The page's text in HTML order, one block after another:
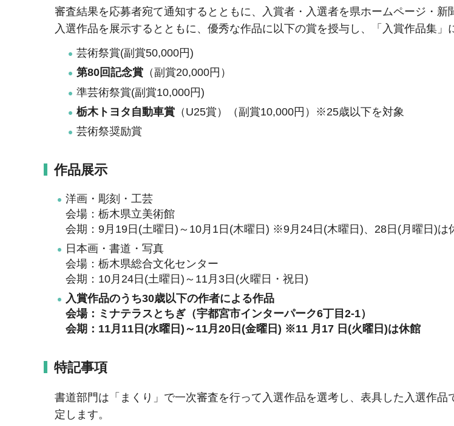
審査結果を応募者宛て通知するとともに、入賞者・入選者を県ホームページ・新
入選作品を展示するとともに、優秀な作品に以下の賞を授与し、「入賞作品集」
芸術祭賞(副賞50,000円)
第80回記念賞 （副賞20,000円）
準芸術祭賞(副賞10,000円)
栃木トヨタ自動車賞 （U25賞）（副賞10,000円）※25歳以下を対象
芸術祭奨励賞
作品展示
洋画・彫刻・工芸
会場：栃木県立美術館
会期：9月19日(土曜日)～10月1日(木曜日) ※9月24日(木曜日)、28日(月曜日)は
日本画・書道・写真
会場：栃木県総合文化センター
会期：10月24日(土曜日)～11月3日(火曜日・祝日)
入賞作品のうち30歳以下の作者による作品
会場：ミナテラスとちぎ（宇都宮市インターパーク6丁目2-1）
会期：11月11日(水曜日)～11月20日(金曜日) ※11 月17 日(火曜日)は休館
特記事項
書道部門は「まくり」で一次審査を行って入選作品を選考し、表具した入選作品
定します。